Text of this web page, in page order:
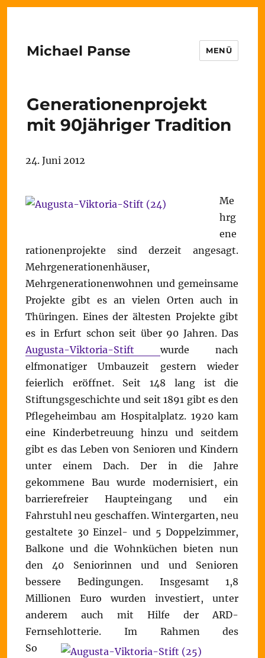
Michael Panse MENÜ
Generationenprojekt
mit 90jähriger Tradition
24. Juni 2012
Me
hrg
ene
rationenprojekte sind derzeit angesagt.
Mehrgenerationenhäuser,
Mehrgenerationenwohnen und gemeinsame
Projekte gibt es an vielen Orten auch in
Thüringen. Eines der ältesten Projekte gibt
es in Erfurt schon seit über 90 Jahren. Das
Augusta-Viktoria-Stiftwurde nach
elfmonatiger Umbauzeit gestern wieder
feierlich eröffnet. Seit 148 lang ist die
Stiftungsgeschichte und seit 1891 gibt es den
Pflegeheimbau am Hospitalplatz. 1920 kam
eine Kinderbetreuung hinzu und seitdem
gibt es das Leben von Senioren und Kindern
unter einem Dach. Der in die Jahre
gekommene Bau wurde modernisiert, ein
barrierefreier Haupteingang und ein
Fahrstuhl neu geschaffen. Wintergarten, neu
gestaltete 30 Einzel- und 5 Doppelzimmer,
Balkone und die Wohnküchen bieten nun
den 40 Seniorinnen und und Senioren
bessere Bedingungen. Insgesamt 1,8
Millionen Euro wurden investiert, unter
anderem auch mit Hilfe der ARD-
Fernsehlotterie. Im Rahmen des
So